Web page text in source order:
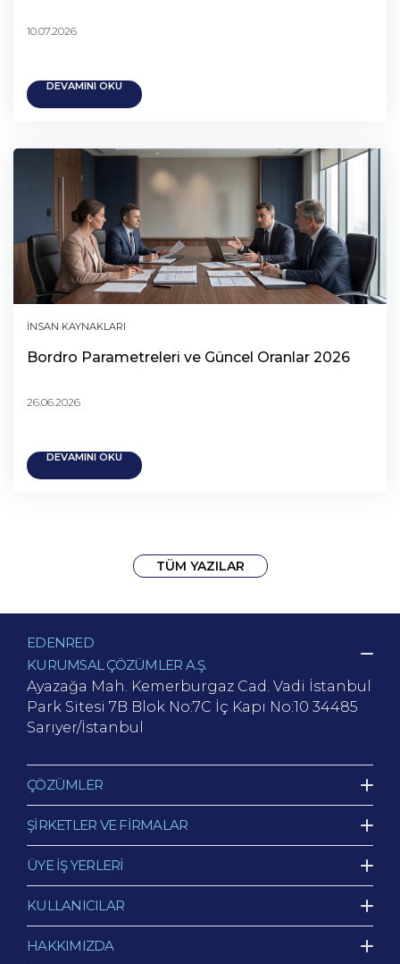
10.07.2026
DEVAMINI OKU
İNSAN KAYNAKLARI
Bordro Parametreleri ve Güncel Oranlar 2026
26.06.2026
DEVAMINI OKU
TÜM YAZILAR
EDENRED
KURUMSAL ÇÖZÜMLER A.Ş.
Ayazağa Mah. Kemerburgaz Cad. Vadi İstanbul
Park Sitesi 7B Blok No:7C İç Kapı No:10 34485
Sarıyer/İstanbul
ÇÖZÜMLER
ŞİRKETLER VE FİRMALAR
ÜYE İŞ YERLERİ
KULLANICILAR
HAKKIMIZDA